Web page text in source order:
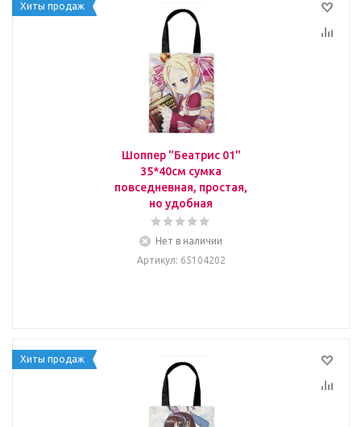
Хиты продаж
Шоппер "Беатрис 01"
35*40см сумка
повседневная, простая,
но удобная
Нет в наличии
Артикул: 65104202
Хиты продаж